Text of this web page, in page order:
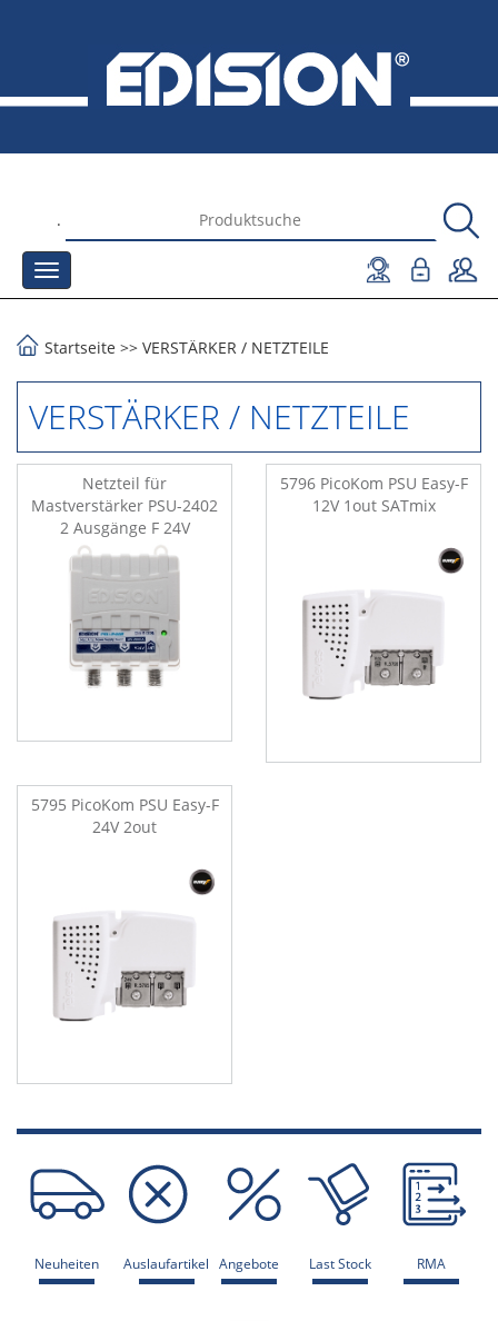
.
Startseite >> VERSTÄRKER / NETZTEILE
VERSTÄRKER / NETZTEILE
Netzteil für
Mastverstärker PSU-2402
2 Ausgänge F 24V
5796 PicoKom PSU Easy-F
12V 1out SATmix
5795 PicoKom PSU Easy-F
24V 2out
Neuheiten Auslaufartikel Angebote Last Stock RMA